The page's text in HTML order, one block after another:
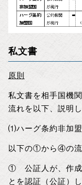
私文書
原則
私文書を相手国機
流れを以下、説明し
⑴ハーグ条約非加
以下の①から④の流
① 公証人が、作成
とを認証（公証）し